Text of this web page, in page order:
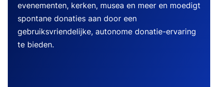
evenementen, kerken, musea en meer en moedigt
spontane donaties aan door een
gebruiksvriendelijke, autonome donatie-ervaring
te bieden.